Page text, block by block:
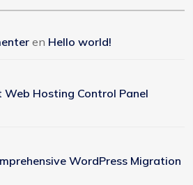
en Hello world!
Hosting Control Panel
WordPress Migration